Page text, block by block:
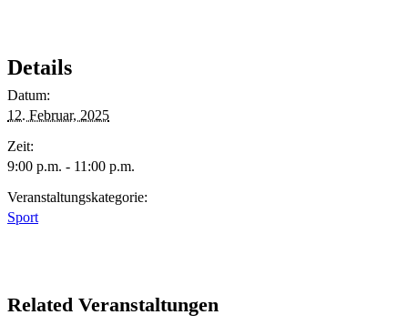
Details
Datum:
12. Februar, 2025
Zeit:
9:00 p.m. - 11:00 p.m.
Veranstaltungskategorie:
Sport
Related Veranstaltungen